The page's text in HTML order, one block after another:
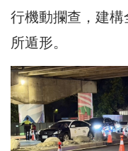
行機動攔查，建
所遁形。